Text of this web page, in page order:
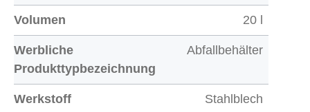
Volumen 20 l
Werbliche
Produkttypbezeichnung
Abfallbehälter
Werkstoff Stahlblech